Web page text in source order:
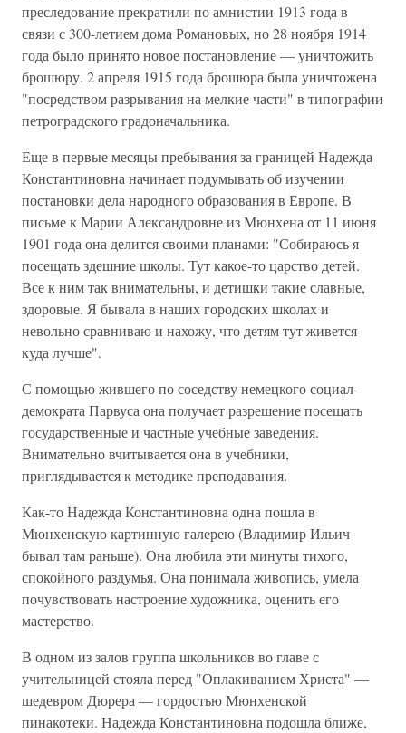
преследование прекратили по амнистии 1913 года в
связи с 300-летием дома Романовых, но 28 ноября 1914
года было принято новое постановление — уничтожить
брошюру. 2 апреля 1915 года брошюра была уничтожена
"посредством разрывания на мелкие части" в типографии
петроградского градоначальника.
Еще в первые месяцы пребывания за границей Надежда
Константиновна начинает подумывать об изучении
постановки дела народного образования в Европе. В
письме к Марии Александровне из Мюнхена от 11 июня
1901 года она делится своими планами: "Собираюсь я
посещать здешние школы. Тут какое-то царство детей.
Все к ним так внимательны, и детишки такие славные,
здоровые. Я бывала в наших городских школах и
невольно сравниваю и нахожу, что детям тут живется
куда лучше".
С помощью жившего по соседству немецкого социал-
демократа Парвуса она получает разрешение посещать
государственные и частные учебные заведения.
Внимательно вчитывается она в учебники,
приглядывается к методике преподавания.
Как-то Надежда Константиновна одна пошла в
Мюнхенскую картинную галерею (Владимир Ильич
бывал там раньше). Она любила эти минуты тихого,
спокойного раздумья. Она понимала живопись, умела
почувствовать настроение художника, оценить его
мастерство.
В одном из залов группа школьников во главе с
учительницей стояла перед "Оплакиванием Христа" —
шедевром Дюрера — гордостью Мюнхенской
пинакотеки. Надежда Константиновна подошла ближе,